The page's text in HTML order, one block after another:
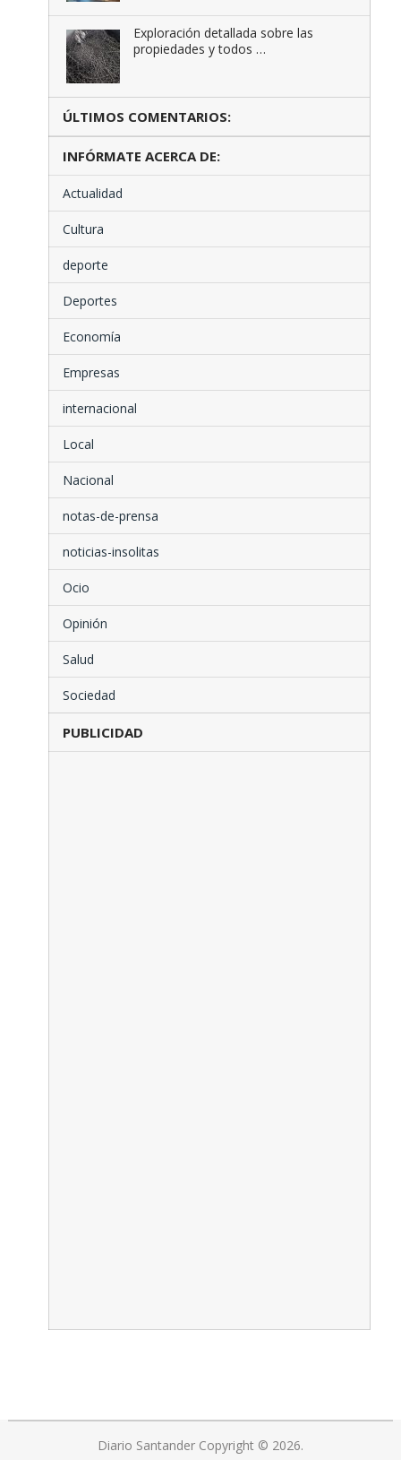
Exploración detallada sobre las
propiedades y todos …
ÚLTIMOS COMENTARIOS:
INFÓRMATE ACERCA DE:
Actualidad
Cultura
deporte
Deportes
Economía
Empresas
internacional
Local
Nacional
notas-de-prensa
noticias-insolitas
Ocio
Opinión
Salud
Sociedad
PUBLICIDAD
Diario SantanderCopyright © 2026.